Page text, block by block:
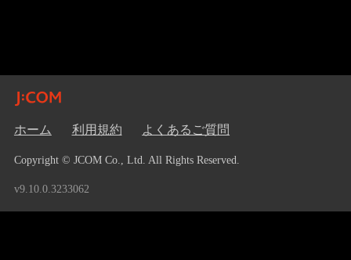
ホーム 利用規約 よくあるご質問
Copyright © JCOM Co., Ltd. All Rights Reserved.
v9.10.0.3233062